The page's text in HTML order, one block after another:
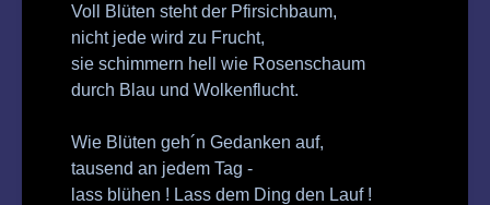
Voll Blüten steht der Pfirsichbaum,
nicht jede wird zu Frucht,
sie schimmern hell wie Rosenschaum
durch Blau und Wolkenflucht.
Wie Blüten geh´n Gedanken auf,
tausend an jedem Tag -
lass blühen ! Lass dem Ding den Lauf !